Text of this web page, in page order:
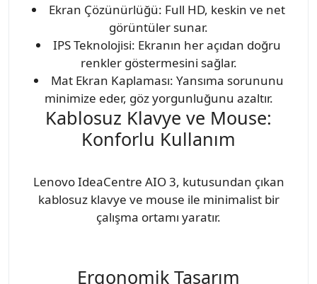
Ekran Çözünürlüğü: Full HD, keskin ve net
görüntüler sunar.
IPS Teknolojisi: Ekranın her açıdan doğru
renkler göstermesini sağlar.
Mat Ekran Kaplaması: Yansıma sorununu
minimize eder, göz yorgunluğunu azaltır.
Kablosuz Klavye ve Mouse:
Konforlu Kullanım
Lenovo IdeaCentre AIO 3, kutusundan çıkan
kablosuz klavye ve mouse ile minimalist bir
çalışma ortamı yaratır.
Ergonomik Tasarım